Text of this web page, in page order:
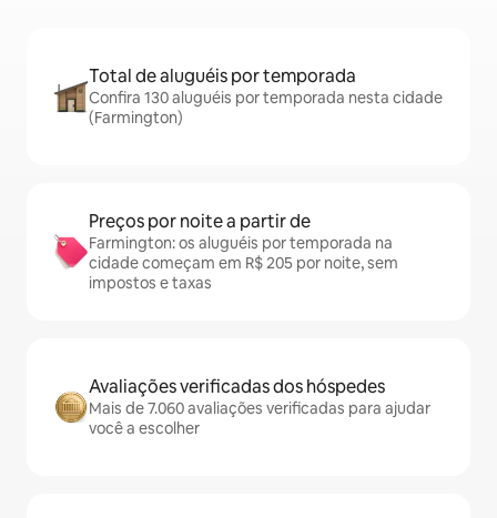
Total de aluguéis por temporada
Confira 130 aluguéis por temporada nesta cidade
(Farmington)
Preços por noite a partir de
Farmington: os aluguéis por temporada na
cidade começam em R$ 205 por noite, sem
impostos e taxas
Avaliações verificadas dos hóspedes
Mais de 7.060 avaliações verificadas para ajudar
você a escolher